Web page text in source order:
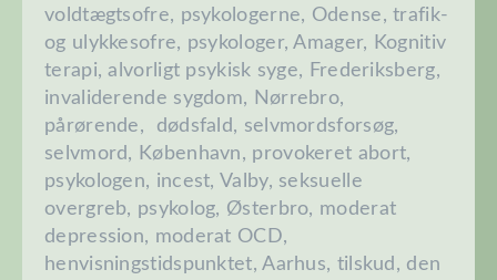
voldtægtsofre, psykologerne, Odense, trafik-
og ulykkesofre, psykologer, Amager, Kognitiv
terapi, alvorligt psykisk syge, Frederiksberg,
invaliderende sygdom, Nørrebro,
pårørende, dødsfald, selvmordsforsøg,
selvmord, København, provokeret abort,
psykologen, incest, Valby, seksuelle
overgreb, psykolog, Østerbro, moderat
depression, moderat OCD,
henvisningstidspunktet, Aarhus, tilskud, den